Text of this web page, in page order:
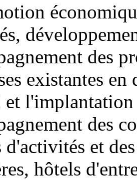
des
existantes en
des
d'activités et
hôtels